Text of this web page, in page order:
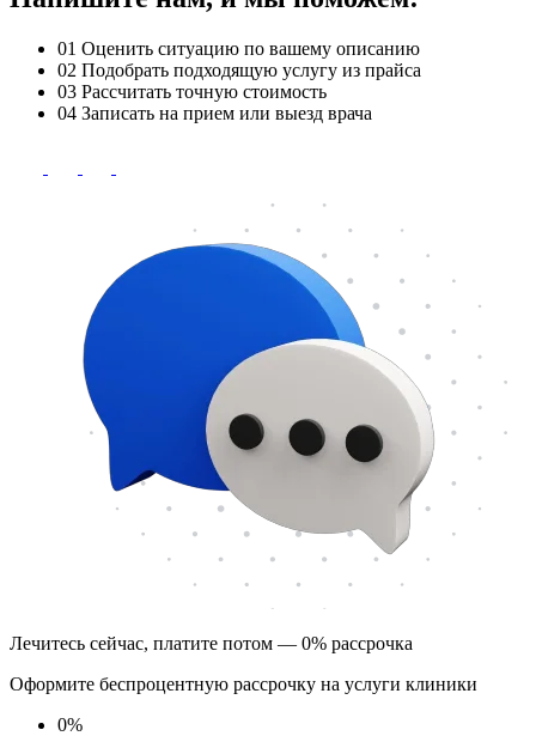
01 Оценить ситуацию по вашему описанию
02 Подобрать подходящую услугу из прайса
03 Рассчитать точную стоимость
04 Записать на прием или выезд врача
Лечитесь сейчас, платите потом — 0% рассрочка
Оформите беспроцентную рассрочку на услуги клиники
0%